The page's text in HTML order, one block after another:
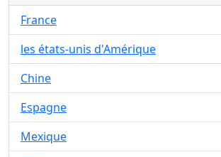
France
les états-unis d'Amérique
Chine
Espagne
Mexique